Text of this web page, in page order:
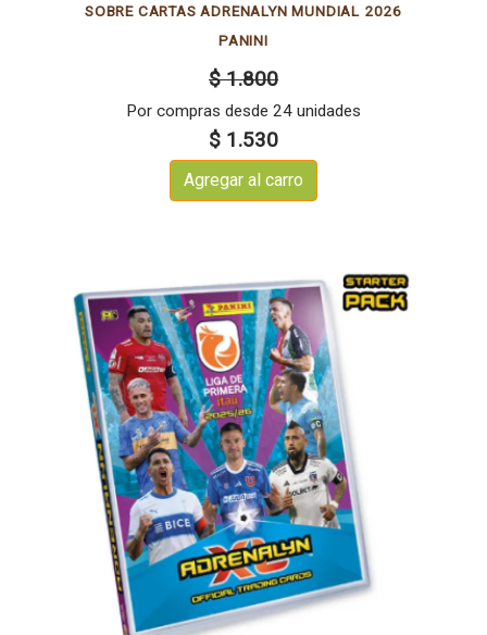
SOBRE CARTAS ADRENALYN MUNDIAL 2026
PANINI
$ 1.800
Por compras desde 24 unidades
$ 1.530
Agregar al carro